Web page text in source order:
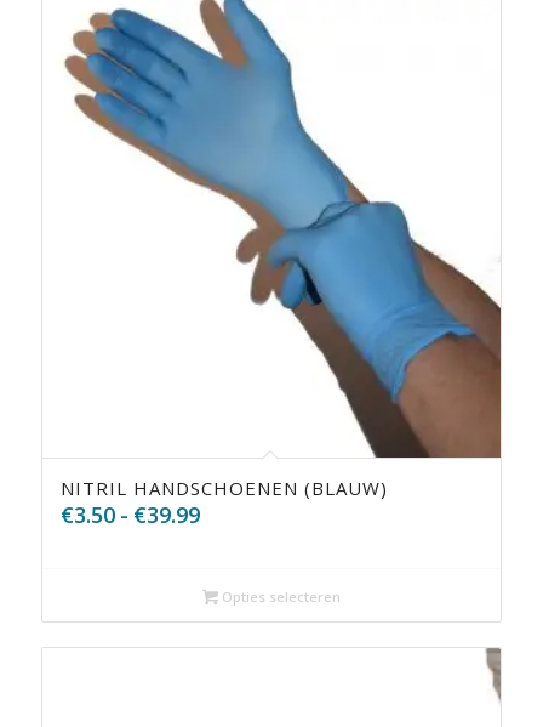
NITRIL HANDSCHOENEN (BLAUW)
€3.50 - €39.99Prijsklasse:
€39.99
Opties selecteren